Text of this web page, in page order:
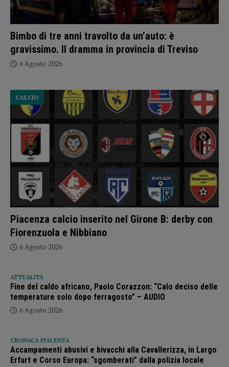
Bimbo di tre anni travolto da un’auto: è
gravissimo. Il dramma in provincia di Treviso
6 Agosto 2026
Piacenza calcio inserito nel Girone B: derby con
Fiorenzuola e Nibbiano
CALCIO
6 Agosto 2026
ATTUALITÀ
Fine del caldo africano, Paolo Corazzon: “Calo deciso delle
temperature solo dopo ferragosto” – AUDIO
6 Agosto 2026
CRONACA PIACENZA
Accampamenti abusivi e bivacchi alla Cavallerizza, in Largo
Erfurt e Corso Europa: “sgomberati” dalla polizia locale